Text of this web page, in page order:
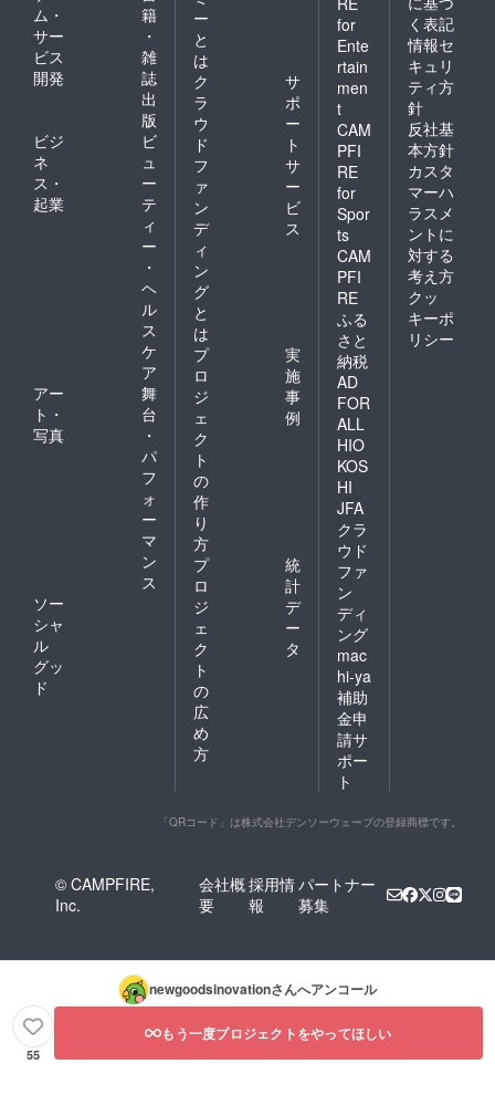
ム・
サー
ビス
開発
籍
・
雑
誌
出
版
ビジ
ネ
ス・
起業
ビ
ュ
ー
テ
ィ
ー
・
ヘ
ル
ス
ケ
ア
アー
ト・
写真
舞
台
・
パ
フ
ォ
ー
マ
ン
ス
ソー
シャ
ル
グッ
ド
ー
と
は
ク
ラ
ウ
ド
フ
ァ
ン
デ
ィ
ン
グ
と
は
サ
ポ
ー
ト
サ
ー
ビ
ス
プ
ロ
ジ
ェ
ク
ト
の
作
り
方
実
施
事
例
プ
ロ
ジ
ェ
ク
ト
の
広
め
方
統
計
デ
ー
タ
for
Ente
rtain
men
t
CAM
PFI
RE
for
Spor
ts
CAM
PFI
RE
ふる
さと
納税
AD
FOR
ALL
HIO
KOS
HI
JFA
クラ
ウド
ファ
ン
ディ
ング
mac
hi-ya
補助
金申
請サ
ポー
ト
く表記
情報セ
キュリ
ティ方
針
反社基
本方針
カスタ
マーハ
ラスメ
ントに
対する
考え方
クッ
キーポ
リシー
「QRコード」は株式会社デンソーウェーブの登録商標です。
© CAMPFIRE,
Inc.
会社概
要
採用情
報
パートナー
募集
newgoodsinovationさんへアンコール
55
もう一度プロジェクトをやってほしい